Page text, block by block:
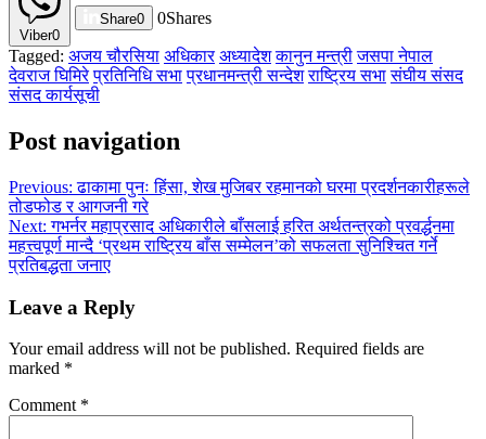
Viber0
Share0 0Shares
Tagged: अजय चौरसिया अधिकार अध्यादेश कानुन मन्त्री जसपा नेपाल
देवराज घिमिरे प्रतिनिधि सभा प्रधानमन्त्री सन्देश राष्ट्रिय सभा संघीय संसद
संसद कार्यसूची
Post navigation
Previous: ढाकामा पुनः हिंसा, शेख मुजिबर रहमानको घरमा प्रदर्शनकारीहरूले
तोडफोड र आगजनी गरे
Next: गभर्नर महाप्रसाद अधिकारीले बाँसलाई हरित अर्थतन्त्रको प्रवर्द्धनमा
महत्त्वपूर्ण मान्दै ‘प्रथम राष्ट्रिय बाँस सम्मेलन’को सफलता सुनिश्चित गर्ने
प्रतिबद्धता जनाए
Leave a Reply
Your email address will not be published. Required fields are
marked *
Comment *